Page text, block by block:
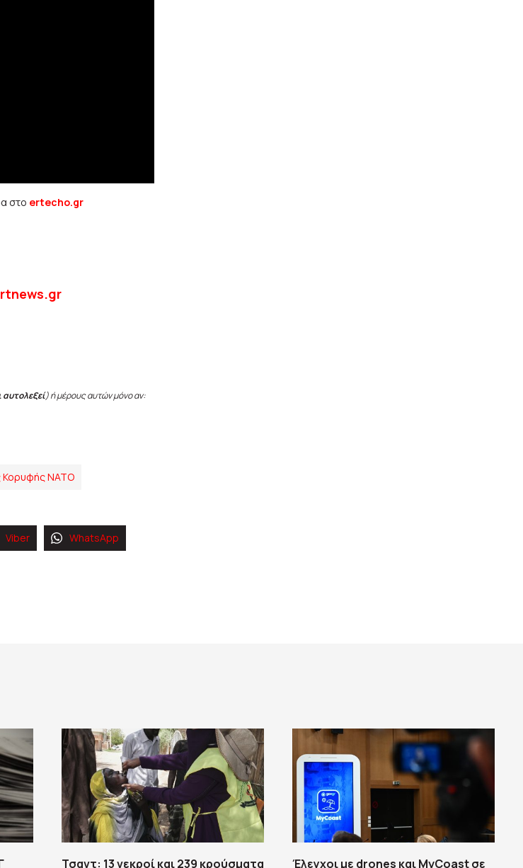
στο ertecho.gr
αυτολεξεί) ή μέρους αυτών μόνο αν:
Κορυφής ΝΑΤΟ
Viber WhatsApp
Τσαντ: 13 νεκροί και 239 κρούσματα Έλεγχοι με drones και MyCoast σε